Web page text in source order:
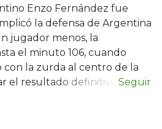
Enzo Fernández fue
la defensa de Argentina
jugador menos, la
el minuto 106, cuando
con la zurda al centro de la
el resultado definitivo.